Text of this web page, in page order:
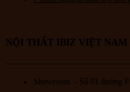
NỘI THẤT IBIZ VIỆT NAM
Showroom - Số 01 đường